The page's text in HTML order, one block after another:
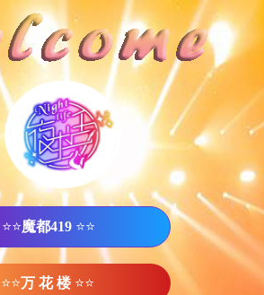
⭐⭐魔都419 ⭐⭐
⭐⭐万 花 楼 ⭐⭐